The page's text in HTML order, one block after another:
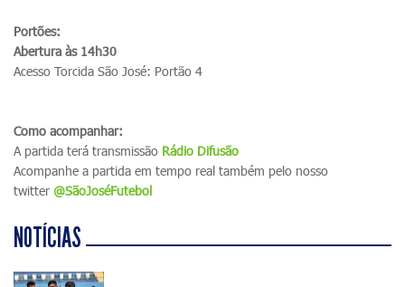
Portões:
Abertura às 14h30
Acesso Torcida São José: Portão 4
Como acompanhar:
A partida terá transmissão Rádio Difusão
Acompanhe a partida em tempo real também pelo nosso
twitter @SãoJoséFutebol
NOTÍCIAS